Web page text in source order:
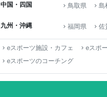
中国・四国 keyboard_arrow_right 鳥取県 keyboard_arrow_right 島
九州・沖縄 keyboard_arrow_right 福岡県 keyboard_arrow_right 佐
keyboard_arrow_right eスポーツ施設・カフェ keyboard_arrow_right eスポ
keyboard_arrow_right eスポーツのコーチング